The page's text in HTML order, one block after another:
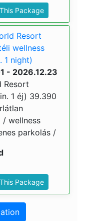
Package
Resort
wellness
1 night)
- 2026.12.23
Resort
1 éj) 39.390
/ wellness
parkolás /
Package